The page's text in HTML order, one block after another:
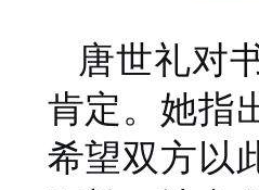
唐世礼对
肯定。她指
希望双方以